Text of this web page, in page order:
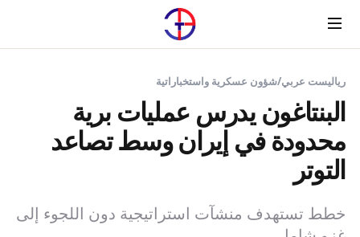
Menu
رياليست عربي/شؤون عسكرية واستخباراتية
البنتاغون يدرس عمليات برية
محدودة في إيران وسط تصاعد
التوتر
خطط تستهدف منشآت استراتيجية دون اللجوء إلى